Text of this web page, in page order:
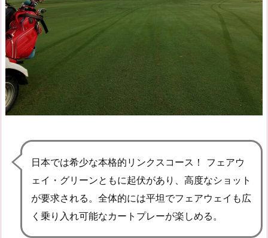
日本では希少な本格的リンクスコース！ フェアウ
ェイ・グリーンともに起伏があり、高度なショット
が要求される。全体的には平坦でフェアウェイも広
く乗り入れ可能なカートプレーが楽しめる。